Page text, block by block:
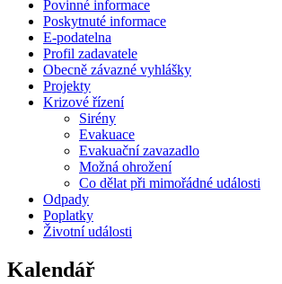
Povinné informace
Poskytnuté informace
E-podatelna
Profil zadavatele
Obecně závazné vyhlášky
Projekty
Krizové řízení
Sirény
Evakuace
Evakuační zavazadlo
Možná ohrožení
Co dělat při mimořádné události
Odpady
Poplatky
Životní události
Kalendář